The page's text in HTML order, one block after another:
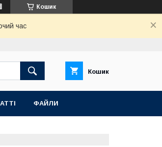
Кошик
час
Кошик
ФАЙЛИ